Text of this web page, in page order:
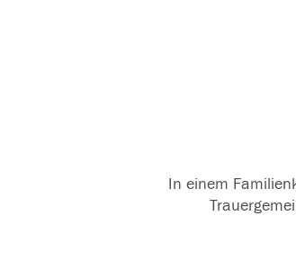
In einem